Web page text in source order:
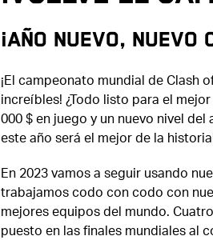
¡Año nuevo, nuevo
¡El campeonato mundial de Clash
increíbles! ¿Todo listo para el
000 $ en juego y un nuevo nivel
este año será el mejor de la
En 2023 vamos a seguir usando
trabajamos codo con codo con
mejores equipos del mundo.
puesto en las finales mundiales al